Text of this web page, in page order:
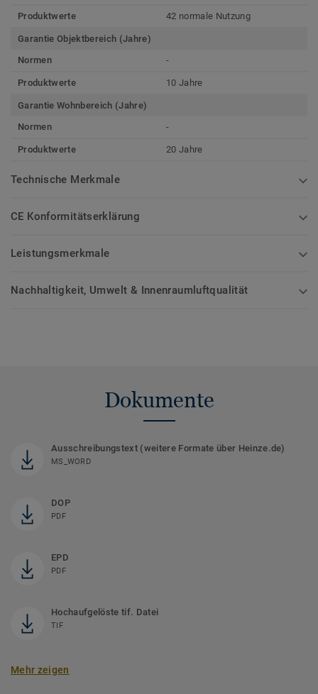
Produktwerte 42 normale Nutzung
Garantie Objektbereich (Jahre)
Normen
-
Produktwerte 10 Jahre
Garantie Wohnbereich (Jahre)
Normen
-
Produktwerte 20 Jahre
Technische Merkmale
CE Konformitätserklärung
Leistungsmerkmale
Nachhaltigkeit, Umwelt & Innenraumluftqualität
Dokumente
Ausschreibungstext (weitere Formate über Heinze.de)
MS_WORD
DOP
PDF
EPD
PDF
Hochaufgelöste tif. Datei
TIF
Mehr zeigen